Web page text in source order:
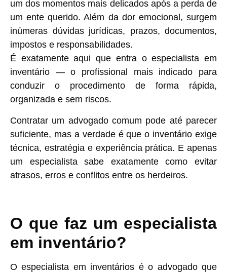
um dos momentos mais delicados após a perda de
um ente querido. Além da dor emocional, surgem
inúmeras dúvidas jurídicas, prazos, documentos,
impostos e responsabilidades.
É exatamente aqui que entra oespecialista em
inventário — o profissional mais indicado para
conduzir o procedimento de forma rápida,
organizada e sem riscos.
Contratar um advogado comum pode até parecer
suficiente, mas a verdade é queo inventário exige
técnica, estratégia e experiência prática. E apenas
um especialista sabe exatamente como evitar
atrasos, erros e conflitos entre os herdeiros.
O que faz um especialista
em inventário?
O especialista em inventários é o advogado que